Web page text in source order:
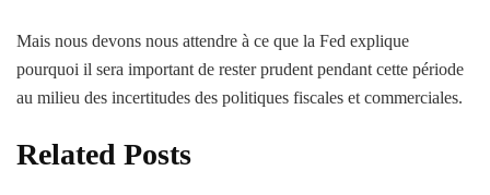
Mais nous devons nous attendre à ce que la Fed explique
pourquoi il sera important de rester prudent pendant cette période
au milieu des incertitudes des politiques fiscales et commerciales.
Related Posts